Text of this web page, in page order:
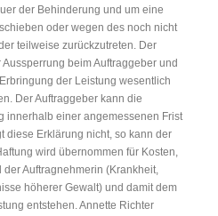
der Behinderung und um eine
oder wegen des noch nicht
teilweise zurückzutreten. Der
beim Auftraggeber und
der Leistung wesentlich
Der Auftraggeber kann die
innerhalb einer angemessenen Frist
diese Erklärung nicht, so kann der
wird übernommen für Kosten,
Auftragnehmerin (Krankheit,
höherer Gewalt) und damit dem
entstehen. Annette Richter